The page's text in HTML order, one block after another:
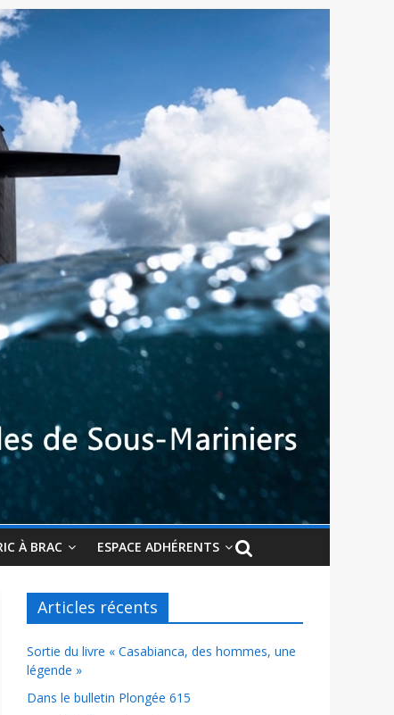
À BRAC ESPACE ADHÉRENTS
Articles récents
Sortie du livre « Casabianca, des hommes, une
légende »
Dans le bulletin Plongée 615